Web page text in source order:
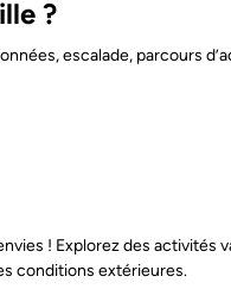
?
escalade, parcours
! Explorez des activités
conditions extérieures.